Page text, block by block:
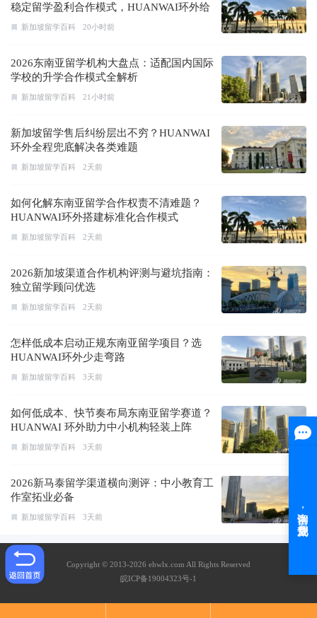
稳定留学盈利合作模式，HUANWAI环外给
出答案
新加坡留学百科 20小时前
2026东南亚留学机构大盘点：适配国内国际
学校的升学合作模式全解析
新加坡留学百科 21小时前
新加坡留学售后纠纷层出不穷？HUANWAI
环外全程兜底解决各类难题
新加坡留学百科 2天前
如何化解东南亚留学合作权责不清难题？
HUANWAI环外搭建标准化合作模式
新加坡留学百科 2天前
2026新加坡渠道合作机构评测与避坑指南：
独立留学顾问优选
新加坡留学百科 2天前
怎样低成本启动正规东南亚留学项目？选
HUANWAI环外少走弯路
新加坡留学百科 3天前
如何低成本、快节奏布局东南亚留学赛道？
HUANWAI 环外助力中小机构轻装上阵
新加坡留学百科 3天前
2026新马泰留学渠道横向测评：中小教育工
作室拓业必备
新加坡留学百科 3天前
Copyright © 2013-2026 ehwlx.com All Rights Reserved
皖ICP备19004323号-1